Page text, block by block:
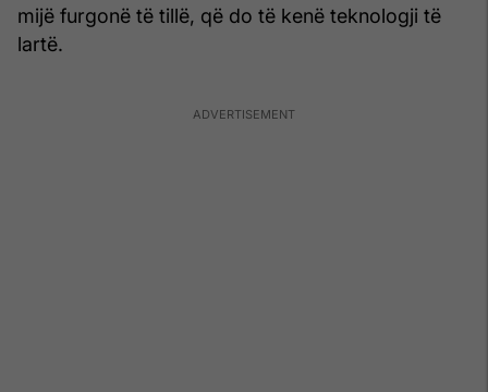
mijë furgonë të tillë, që do të kenë teknologji të
lartë.